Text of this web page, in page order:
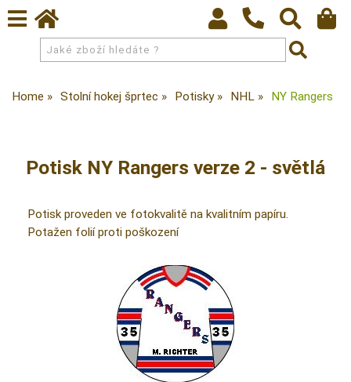
Home Stolní hokej šprtec Potisky NHL NY Rangers
Potisk NY Rangers verze 2 - světlá
Potisk proveden ve fotokvalitě na kvalitním papíru.
Potažen folií proti poškození